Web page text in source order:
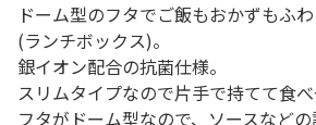
ドーム型のフタでご飯もおかずもふ
(ランチボックス)。
銀イオン配合の抗菌仕様。
スリムタイプなので片手で持てて食べ
フタがドーム型なので、ソースなど